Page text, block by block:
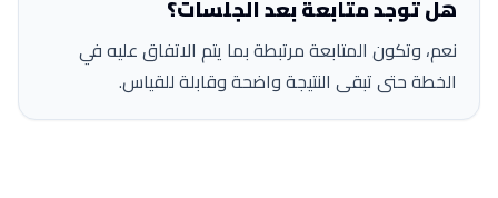
هل توجد متابعة بعد الجلسات؟
نعم، وتكون المتابعة مرتبطة بما يتم الاتفاق عليه في
الخطة حتى تبقى النتيجة واضحة وقابلة للقياس.